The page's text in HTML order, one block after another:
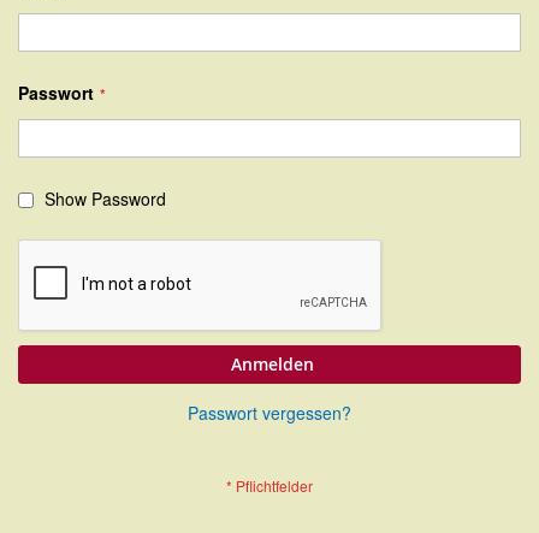
Passwort
Show Password
Anmelden
Passwort vergessen?